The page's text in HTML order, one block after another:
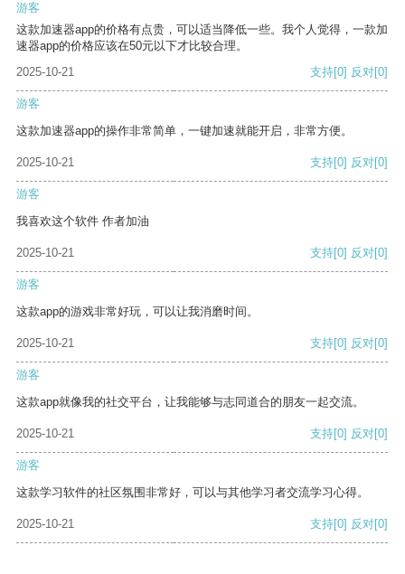
游客
这款加速器app的价格有点贵，可以适当降低一些。我个人觉得，一款加
速器app的价格应该在50元以下才比较合理。
2025-10-21
支持[0] 反对[0]
游客
这款加速器app的操作非常简单，一键加速就能开启，非常方便。
2025-10-21 支持[0] 反对[0]
游客
我喜欢这个软件 作者加油
2025-10-21 支持[0] 反对[0]
游客
这款app的游戏非常好玩，可以让我消磨时间。
2025-10-21 支持[0] 反对[0]
游客
这款app就像我的社交平台，让我能够与志同道合的朋友一起交流。
2025-10-21 支持[0] 反对[0]
游客
这款学习软件的社区氛围非常好，可以与其他学习者交流学习心得。
2025-10-21 支持[0] 反对[0]